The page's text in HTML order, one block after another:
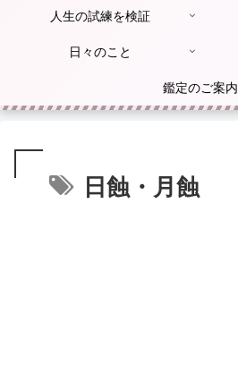
人生の試練を検証
日々のこと
鑑定のご案内
日蝕・月蝕